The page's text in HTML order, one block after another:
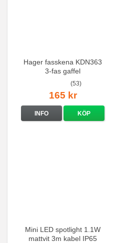
Hager fasskena KDN363
3-fas gaffel
(53)
165 kr
INFO KÖP
Mini LED spotlight 1.1W
mattvit 3m kabel IP65